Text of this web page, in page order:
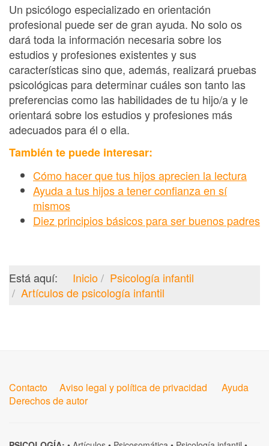
Un psicólogo especializado en orientación
profesional puede ser de gran ayuda. No solo os
dará toda la información necesaria sobre los
estudios y profesiones existentes y sus
características sino que, además, realizará pruebas
psicológicas para determinar cuáles son tanto las
preferencias como las habilidades de tu hijo/a y le
orientará sobre los estudios y profesiones más
adecuados para él o ella.
También te puede interesar:
Cómo hacer que tus hijos aprecien la lectura
Ayuda a tus hijos a tener confianza en sí
mismos
Diez principios básicos para ser buenos padres
Está aquí: Inicio
Psicología infantil
Artículos de psicología infantil
Contacto Aviso legal y política de privacidad
Ayuda
Derechos de autor